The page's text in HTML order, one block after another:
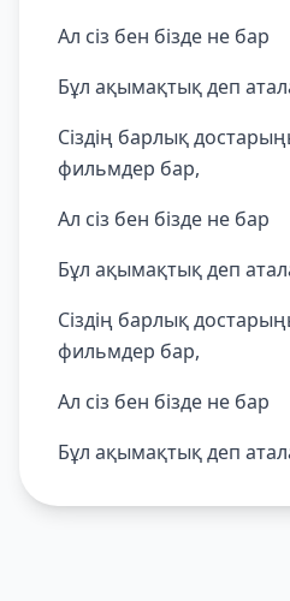
Ал сіз бен бізде не бар
Бұл ақымақтық деп
Сіздің барлық
фильмдер бар,
Ал сіз бен бізде не бар
Бұл ақымақтық деп
Сіздің барлық
фильмдер бар,
Ал сіз бен бізде не бар
Бұл ақымақтық деп